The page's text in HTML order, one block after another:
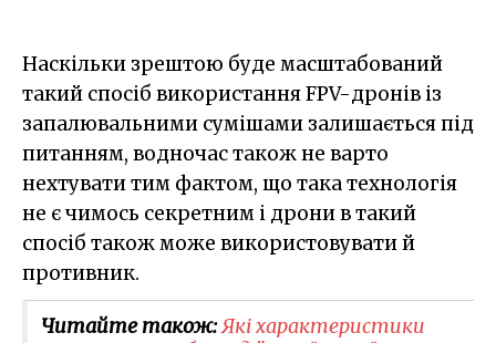
Наскільки зрештою буде масштабований
такий спосіб використання FPV-дронів із
запалювальними сумішами залишається під
питанням, водночас також не варто
нехтувати тим фактом, що така технологія
не є чимось секретним і дрони в такий
спосіб також може використовувати й
противник.
Читайте також:Які характеристики